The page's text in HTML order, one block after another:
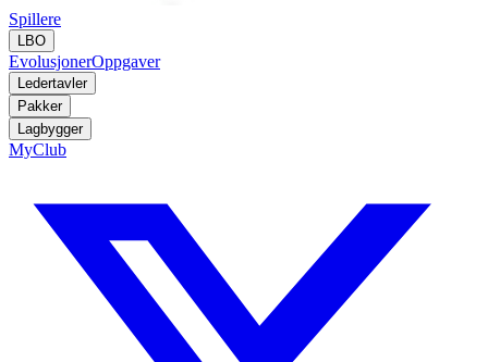
Spillere
LBO
EvolusjonerOppgaver
Ledertavler
Pakker
Lagbygger
MyClub